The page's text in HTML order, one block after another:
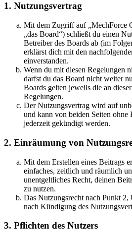
1. Nutzungsvertrag
Mit dem Zugriff auf „MechForce
„das Board“) schließt du einen
Betreiber des Boards ab (im
erklärst dich mit den
einverstanden.
Wenn du mit diesen Regelungen
darfst du das Board nicht weiter
Boards gelten jeweils die an
Regelungen.
Der Nutzungsvertrag wird auf
und kann von beiden Seiten ohne
jederzeit gekündigt werden.
2. Einräumung von
Mit dem Erstellen eines Beitrags
einfaches, zeitlich und räumlich
unentgeltliches Recht, deinen
zu nutzen.
Das Nutzungsrecht nach Punkt 2,
nach Kündigung des
3. Pflichten des Nutzers